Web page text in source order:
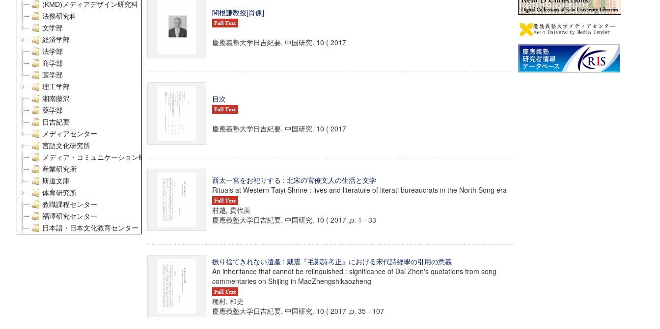
(KMD)メディアデザイン研究科
法務研究科
文学部
経済学部
法学部
商学部
医学部
理工学部
湘南藤沢
薬学部
日吉紀要
メディアセンター
言語文化研究所
メディア・コミュニケーション研究所
産業研究所
斯道文庫
体育研究所
教職課程センター
福澤研究センター
日本語・日本文化教育センター
デジタルメディア・コンテンツ統合研究センター
グローバルリサーチインスティテュート
関根謙教授[肖像]
慶應義塾大学日吉紀要. 中国研究. 10 ( 2017
目次
慶應義塾大学日吉紀要. 中国研究. 10 ( 2017
西太一宮をお祀りする : 北宋の官僚文人の生活と文学
Rituals at Western Taiyi Shrine : lives and literature of literati bureaucrats in the North Song era
村越, 貴代美
慶應義塾大学日吉紀要. 中国研究. 10 ( 2017 ,p. 1 - 33
振り捨てきれない遺產 : 戴震『毛鄭詩考正』における宋代詩經學の引用の意義
An inheritance that cannot be relinquished : significance of Dai Zhen's quotations from song
commentaries on Shijing in MaoZhengshikaozheng
種村, 和史
慶應義塾大学日吉紀要. 中国研究. 10 ( 2017 ,p. 35 - 107